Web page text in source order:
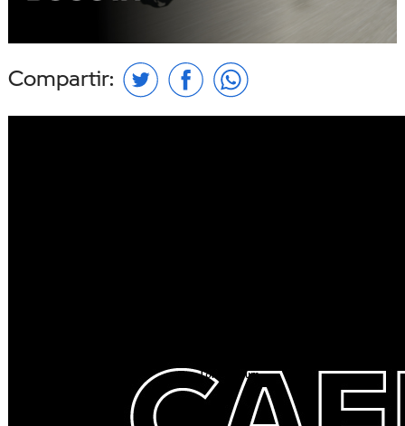
Compartir: